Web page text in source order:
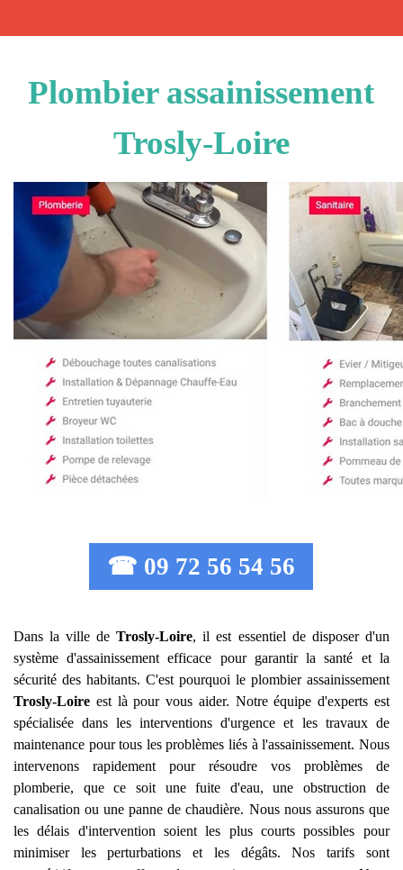
Plombier assainissement
Trosly-Loire
☎ 09 72 56 54 56
Dans la ville deTrosly-Loire, il est essentiel de disposer d'un
système d'assainissement efficace pour garantir la santé et la
sécurité des habitants. C'est pourquoi le plombier assainissement
Trosly-Loire est là pour vous aider. Notre équipe d'experts est
spécialisée dans les interventions d'urgence et les travaux de
maintenance pour tous les problèmes liés à l'assainissement. Nous
intervenons rapidement pour résoudre vos problèmes de
plomberie, que ce soit une fuite d'eau, une obstruction de
canalisation ou une panne de chaudière. Nous nous assurons que
les délais d'intervention soient les plus courts possibles pour
minimiser les perturbations et les dégâts. Nos tarifs sont